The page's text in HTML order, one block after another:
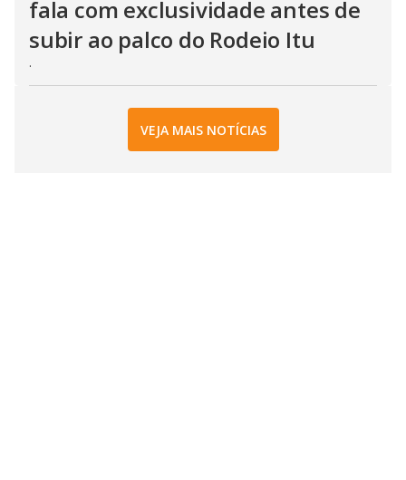
fala com exclusividade antes de
subir ao palco do Rodeio Itu
.
VEJA MAIS NOTÍCIAS